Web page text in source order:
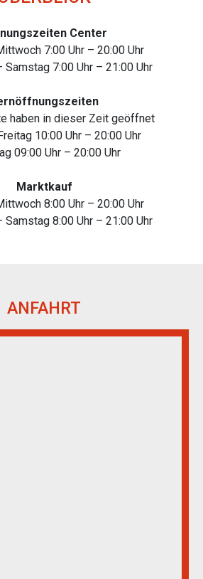
Center
7:00 Uhr – 20:00 Uhr
Samstag 7:00 Uhr – 21:00 Uhr
haben in dieser Zeit geöffnet
10:00 Uhr – 20:00 Uhr
09:00 Uhr – 20:00 Uhr
Marktkauf
8:00 Uhr – 20:00 Uhr
Samstag 8:00 Uhr – 21:00 Uhr
ANFAHRT